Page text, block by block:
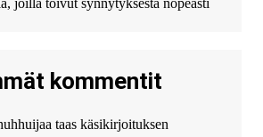
Suomi 👏
five! You’ve
joilla toivut synnytyksestä nopeasti
kommentit
taas käsikirjoituksen